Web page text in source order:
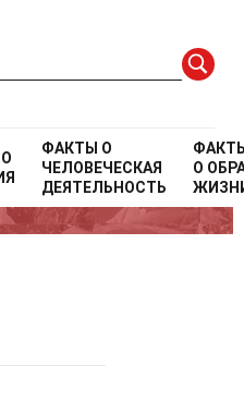
ФАКТЫ О
ЧЕЛОВЕЧЕСКАЯ
ДЕЯТЕЛЬНОСТЬ
О